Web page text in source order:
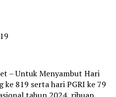
– Untuk Menyambut Hari
819 serta hari PGRI ke 79